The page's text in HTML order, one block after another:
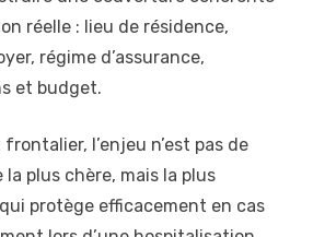
réelle : lieu de résidence,
régime d’assurance,
et budget.
l’enjeu n’est pas de
plus chère, mais la plus
protège efficacement en cas